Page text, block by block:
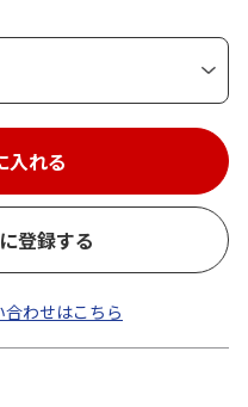
入れる
登録する
わせはこちら